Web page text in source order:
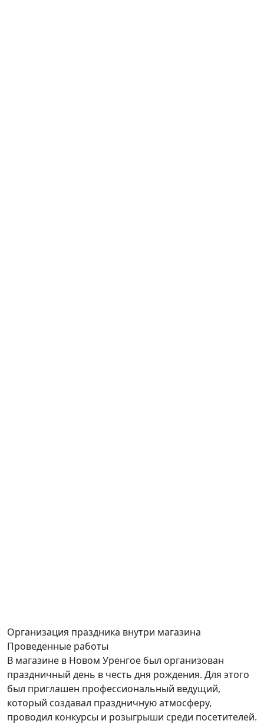
Организация праздника внутри магазина
Проведенные работы
В магазине в Новом Уренгое был организован
праздничный день в честь дня рождения. Для этого
был приглашен профессиональный ведущий,
который создавал праздничную атмосферу,
проводил конкурсы и розыгрыши среди посетителей.